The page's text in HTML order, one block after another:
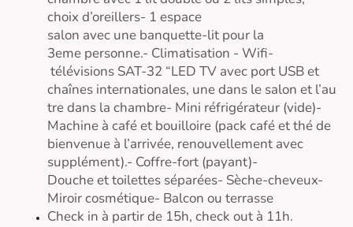
choix d’oreillers- 1 espace
salon avec une banquette-lit pour la
3eme personne.- Climatisation - Wifi-
télévisions SAT-32 “LED TV avec port USB et
chaînes internationales, une dans le salon et l’au
tre dans la chambre- Mini réfrigérateur (vide)-
Machine à café et bouilloire (pack café et thé de
bienvenue à l’arrivée, renouvellement avec
supplément).- Coffre-fort (payant)-
Douche et toilettes séparées- Sèche-cheveux-
Miroir cosmétique- Balcon ou terrasse
Check in à partir de 15h, check out à 11h.